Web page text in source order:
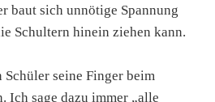
baut sich unnötige Spannung
Schultern hinein ziehen kann.
Schüler seine Finger beim
Ich sage dazu immer „alle